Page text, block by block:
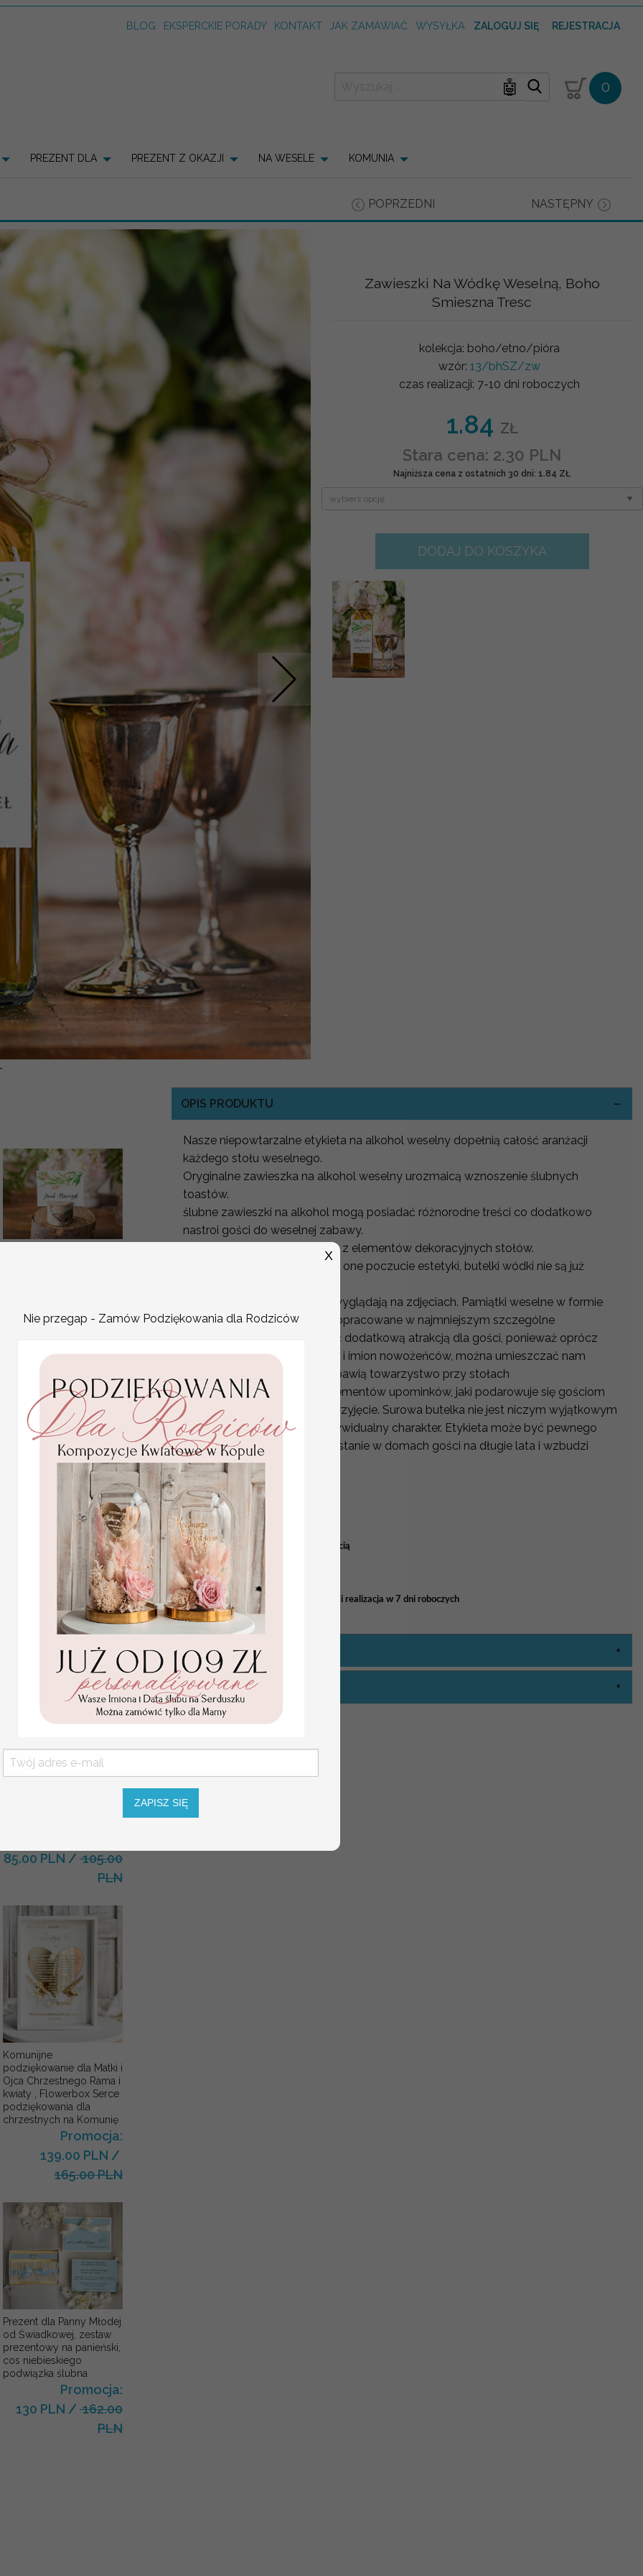
BLOG EKSPERCKIE PORADY KONTAKT JAK ZAMAWIAĆ WYSYŁKA ZALOGUJ SIĘ REJESTRACJA
🤖 0
PREZENT DLA PREZENT Z OKAZJI NA WESELE KOMUNIA
POPRZEDNI NASTĘPNY
Nastepne
Zawieszki Na Wódkę Weselną, Boho
Smieszna Tresc
kolekcja: boho/etno/pióra
wzór: 13/bhSZ/zw
czas realizacji: 7-10 dni roboczych
1.84 ZŁ
Stara cena: 2.30 PLN
Najniższa cena z ostatnich 30 dni: 1.84 ZŁ
DODAJ DO KOSZYKA
2 PLN/2.50 PLN
karteczki ślubne winietki
Promocja:
2.50 PLN
Statuetka pamiątka
Pierwszej Komunii w
85.00 PLN / 105.00
PLN
Komunijne
podziękowanie dla Matki i
Ojca Chrzestnego Rama i
kwiaty , Flowerbox Serce
podziękowania dla
chrzestnych na Komunię
Promocja:
139.00 PLN /
165.00 PLN
Prezent dla Panny Młodej
od Świadkowej, zestaw
prezentowy na panieński,
cos niebieskiego
podwiązka ślubna
Promocja:
130 PLN / 162.00
PLN
OPIS PRODUKTU
Nasze niepowtarzalne etykieta na alkohol weselny dopełnią całość aranżacji
każdego stołu weselnego.
Oryginalne zawieszka na alkohol weselny urozmaicą wznoszenie ślubnych
toastów.
ślubne zawieszki na alkohol mogą posiadać różnorodne treści co dodatkowo
nastroi gości do weselnej zabawy.
Zawieszki weselne są jednym z elementów dekoracyjnych stołów.
etykiety na wódkę zwiększają one poczucie estetyki, butelki wódki nie są już
Zawieszki weselne ciekawie wyglądają na zdjęciach. Pamiątki weselne w formie
fotografii i video będą więc dopracowane w najmniejszym szczególne
Etykiety na butelkę mogą być dodatkową atrakcją dla gości, ponieważ oprócz
informacji o dacie wydarzenia i imion nowożeńców, można umieszczać nam
zabawne wierszyki, które rozbawią towarzystwo przy stołach
Wódka weselna to jeden z elementów upominków, jaki podarowuje się gościom
weselnym, gdy opuszczają przyjęcie. Surowa butelka nie jest niczym wyjątkowym
i dobrze byłoby nadać jej indywidualny charakter. Etykieta może być pewnego
rodzaju pamiątką, która pozostanie w domach gości na długie lata i wzbudzi
przyjemne wspomnienia.
ZAWIESZKI W STYLU BOHO
wymiary: około 6 cm na 10 cm
minimalna ilość - 20 sztuk z jedną treścią
USŁUGA EKSPRESSOWA:
Dopłata 40% do wartości zamówienia i realizacja w 7 dni roboczych
KOLOR OKŁADKI
KOLOR SZNURKA
Nie przegap - Zamów Podziękowania dla Rodziców
ZAPISZ SIĘ
X